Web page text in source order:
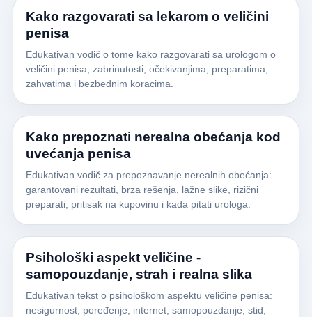
Kako razgovarati sa lekarom o veličini
penisa
Edukativan vodič o tome kako razgovarati sa urologom o
veličini penisa, zabrinutosti, očekivanjima, preparatima,
zahvatima i bezbednim koracima.
Kako prepoznati nerealna obećanja kod
uvećanja penisa
Edukativan vodič za prepoznavanje nerealnih obećanja:
garantovani rezultati, brza rešenja, lažne slike, rizični
preparati, pritisak na kupovinu i kada pitati urologa.
Psihološki aspekt veličine -
samopouzdanje, strah i realna slika
Edukativan tekst o psihološkom aspektu veličine penisa:
nesigurnost, poređenje, internet, samopouzdanje, stid,